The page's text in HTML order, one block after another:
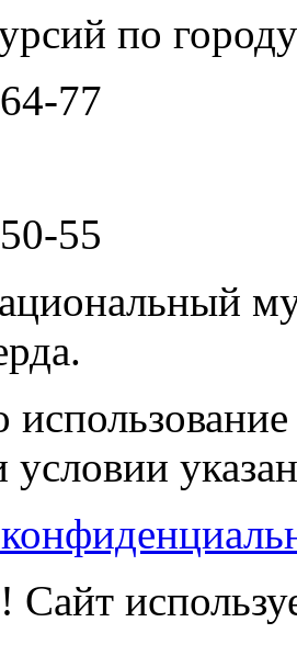
по городу
77
55
условии
Сайт